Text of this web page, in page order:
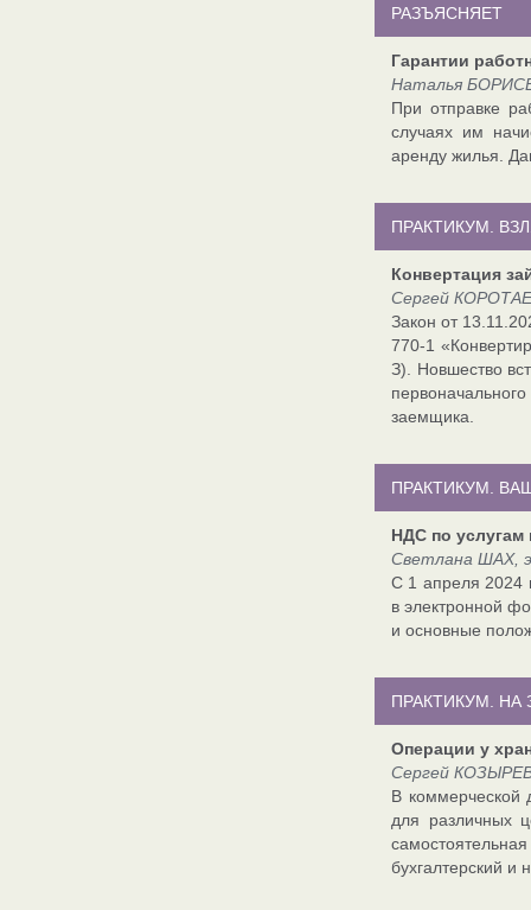
РАЗЪЯСНЯЕТ
Гарантии
Наталья
При отправке
случаях им
аренду жилья.
ПРАКТИКУМ.
Конвертация
Сергей
Закон от
770-1
З). Новшество
заемщика.
ПРАКТИКУМ.
НДС по услугам
Светлана ШАХ,
С 1 апреля 2024
в электронной
и основные
ПРАКТИКУМ. НА
Операции у
Сергей
В коммерческой
для различных
бухгалтерский и